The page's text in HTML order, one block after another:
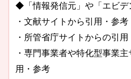
◆「情報発信元」や「エビデ
・文献サイトから引用・参考
・所管省庁サイトからの引
・専門事業者や特化型事業主
用・参考